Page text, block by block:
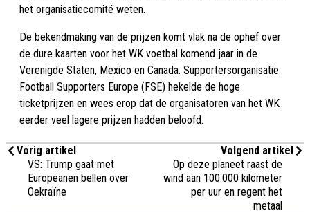
het organisatiecomité weten.
De bekendmaking van de prijzen komt vlak na de ophef over
de dure kaarten voor het WK voetbal komend jaar in de
Verenigde Staten, Mexico en Canada. Supportersorganisatie
Football Supporters Europe (FSE) hekelde de hoge
ticketprijzen en wees erop dat de organisatoren van het WK
eerder veel lagere prijzen hadden beloofd.
Vorig artikel
VS: Trump gaat met
Europeanen bellen over
Oekraïne
Volgend artikel
Op deze planeet raast de
wind aan 100.000 kilometer
per uur en regent het
metaal